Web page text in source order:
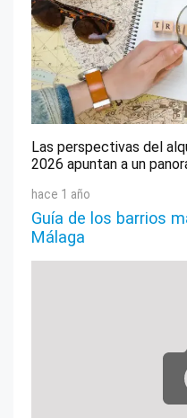
Las perspectivas del
2026 apuntan a un
hace 1 año
Guía de los barrios
Málaga